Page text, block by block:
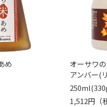
め
オーサワ
アンバー(
1,512円（